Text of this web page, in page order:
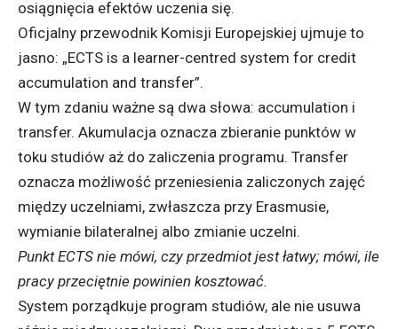
osiągnięcia efektów uczenia się.
Oficjalny przewodnik Komisji Europejskiej ujmuje to
jasno: „ECTS is a learner-centred system for credit
accumulation and transfer”.
W tym zdaniu ważne są dwa słowa: accumulation i
transfer. Akumulacja oznacza zbieranie punktów w
toku studiów aż do zaliczenia programu. Transfer
oznacza możliwość przeniesienia zaliczonych zajęć
między uczelniami, zwłaszcza przy Erasmusie,
wymianie bilateralnej albo zmianie uczelni.
Punkt ECTS nie mówi, czy przedmiot jest łatwy; mówi, ile
pracy przeciętnie powinien kosztować.
System porządkuje program studiów, ale nie usuwa